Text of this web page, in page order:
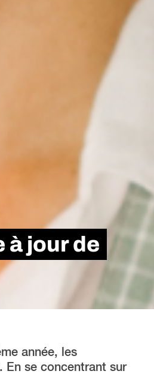
à jour de
année, les
En se concentrant sur